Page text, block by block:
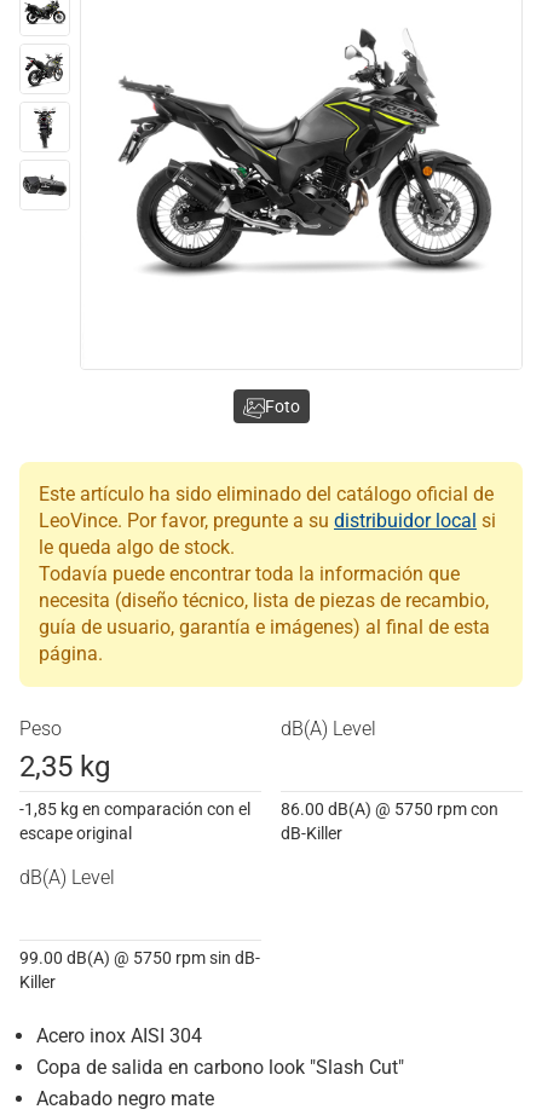
Este artículo ha sido eliminado del catálogo oficial de
LeoVince. Por favor, pregunte a su distribuidor local si
le queda algo de stock.
Todavía puede encontrar toda la información que
necesita (diseño técnico, lista de piezas de recambio,
guía de usuario, garantía e imágenes) al final de esta
página.
Peso
2,35 kg
-1,85 kg en comparación con el
escape original
dB(A) Level
86.00 dB(A) @ 5750 rpm con
dB-Killer
dB(A) Level
99.00 dB(A) @ 5750 rpm sin dB-
Killer
Acero inox AISI 304
Copa de salida en carbono look "Slash Cut"
Acabado negro mate
Foto